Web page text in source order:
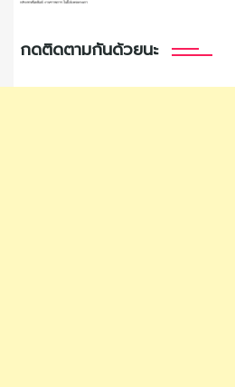
กดติดตามกันด้วยนะ